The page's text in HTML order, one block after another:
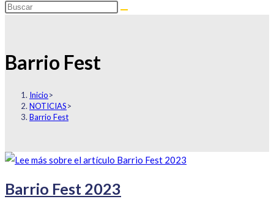
Barrio Fest
Inicio>
NOTICIAS>
Barrio Fest
Barrio Fest 2023